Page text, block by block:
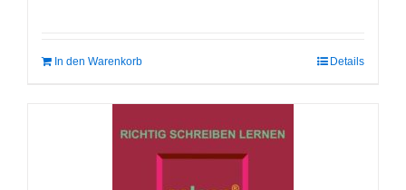
In den Warenkorb Details